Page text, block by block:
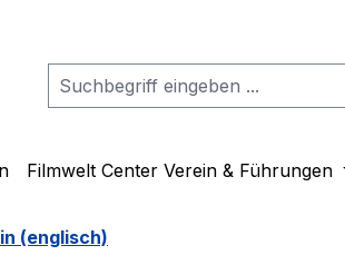
Filmwelt Center Verein & Führungen
(englisch)